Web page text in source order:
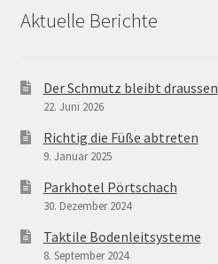
Aktuelle Berichte
Der Schmutz bleibt draussen
22. Juni 2026
Richtig die Füße abtreten
9. Januar 2025
Parkhotel Pörtschach
30. Dezember 2024
Taktile Bodenleitsysteme
8. September 2024